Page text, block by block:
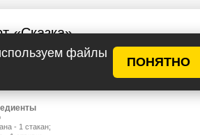
файлы
ПОНЯТНО
«Сказка»
торт всем наверно известен давно. Его
еще в детстве с разными начинками,
- 1 стакан;